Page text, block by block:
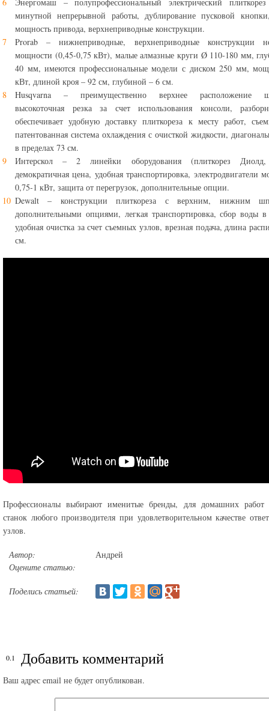
минутной непрерывной работы, дублирование пусковой
мощность привода, верхнеприводные конструкции.
Prorab – нижнеприводные, верхнеприводные конструкции
мощности (0,45-0,75 кВт), малые алмазные круги Ø 110-180 мм,
40 мм, имеются профессиональные модели с диском 250 мм,
кВт, длиной кроя – 92 см, глубиной – 6 см.
Husqvarna – преимущественно верхнее расположение
высокоточная резка за счет использования консоли,
обеспечивает удобную доставку плиткореза к месту работ,
патентованная система охлаждения с очисткой жидкости,
в пределах 73 см.
Интерскол – 2 линейки оборудования (плиткорез
демократичная цена, удобная транспортировка, электродвигатели
0,75-1 кВт, защита от перегрузок, дополнительные опции.
Dewalt – конструкции плиткореза с верхним, нижним
дополнительными опциями, легкая транспортировка, сбор воды
удобная очистка за счет съемных узлов, врезная подача, длина
см.
Профессионалы выбирают именитые бренды, для домашних работ
станок любого производителя при удовлетворительном качестве
узлов.
Автор:
Андрей
Оцените статью:
Поделись статьей:
Добавить комментарий
Ваш адрес email не будет опубликован.